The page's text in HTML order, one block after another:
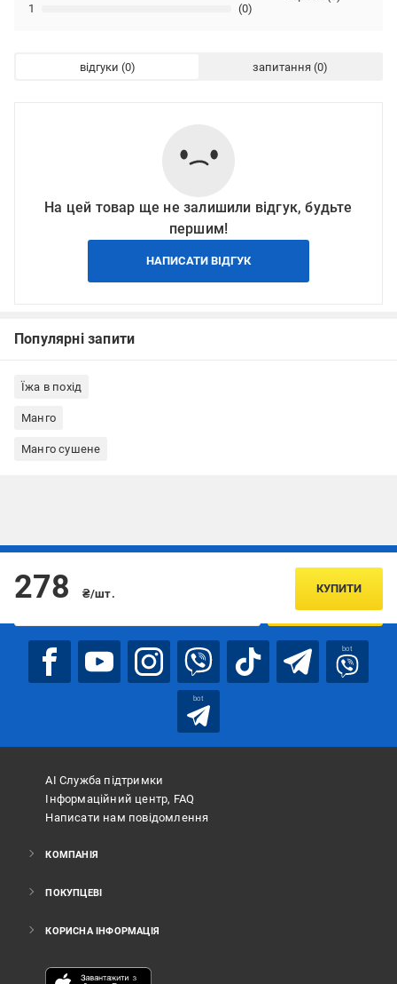
1 (0)
відгуки запитання
На цей товар ще не залишили відгук, будьте
першим!
НАПИСАТИ ВІДГУК
Популярні запити
Їжа в похід
Манго
Манго сушене
278 ₴/шт. КУПИТИ
Підписуйтесь, щоб дізнаватись першим про акції та пропозиції
ПІДПИСАТИСЯ
bot
bot
АІ Служба підтримки
Інформаційний центр, FAQ
Написати нам повідомлення
КОМПАНІЯ
ПОКУПЦЕВІ
КОРИСНА ІНФОРМАЦІЯ